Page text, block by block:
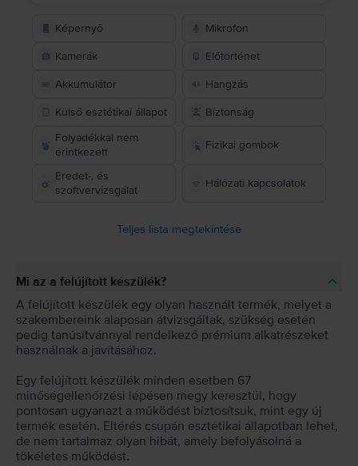
Képernyő Mikrofon
Kamerák Előtörténet
Akkumulátor Hangzás
Külső esztétikai állapot
Biztonság
Folyadékkal nem
érintkezett
Fizikai gombok
Eredet-, és
szoftvervizsgálat
Hálózati kapcsolatok
Teljes lista megtekintése
Mi az a felújított készülék?
A felújított készülék egy olyan használt termék, melyet a
szakembereink alaposan átvizsgáltak, szükség esetén
pedig tanúsítvánnyal rendelkező prémium alkatrészeket
használnak a javításához.
Egy felújított készülék minden esetben 67
minőségellenőrzési lépésen megy keresztül, hogy
pontosan ugyanazt a működést biztosítsuk, mint egy új
termék esetén. Eltérés csupán esztétikai állapotban lehet,
de nem tartalmaz olyan hibát, amely befolyásolná a
tökéletes működést.